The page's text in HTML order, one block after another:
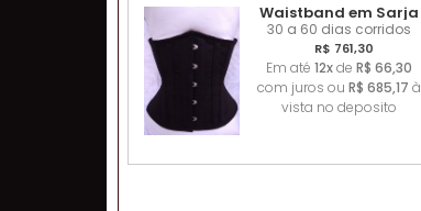
Waistband em Sarja
30 a 60 dias corridos
R$ 761,30
Em até 12xde R$ 66,30
com juros ou R$ 685,17 à
vista no deposito